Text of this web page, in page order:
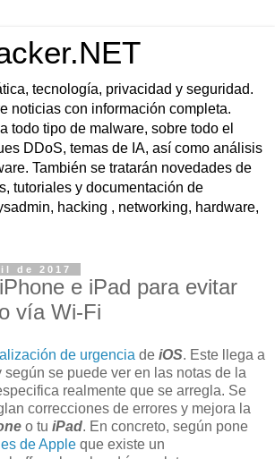
tecnología, privacidad y seguridad.
noticias con información completa.
todo tipo de malware, sobre todo el
DDoS, temas de IA, así como análisis
También se tratarán novedades de
tutoriales y documentación de
hacking , networking, hardware,
de 2017
e iPad para evitar
vía Wi-Fi
de urgencia de iOS. Este llega a
según se puede ver en las notas de la
realmente que se arregla. Se
correcciones de errores y mejora la
o tu iPad. En concreto, según pone
de Apple que existe un